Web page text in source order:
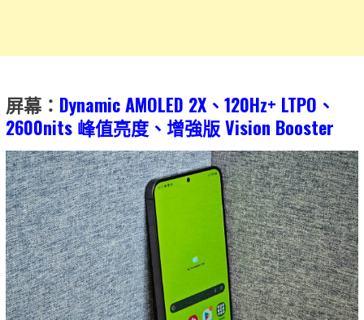
屏幕： Dynamic AMOLED 2X、120Hz+ LTPO 、
2600nits 峰值亮度、增強版 Vision Booster